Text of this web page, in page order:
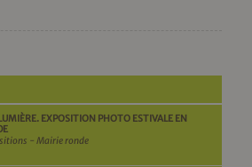
EXPOSITION PHOTO ESTIVALE EN
- Mairie ronde